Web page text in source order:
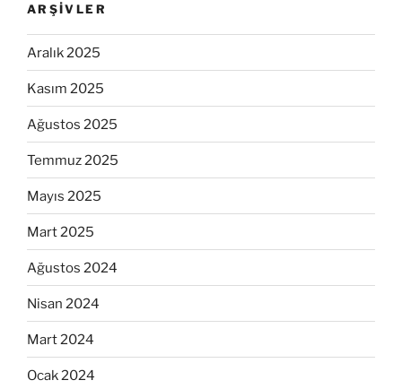
ARŞIVLER
Aralık 2025
Kasım 2025
Ağustos 2025
Temmuz 2025
Mayıs 2025
Mart 2025
Ağustos 2024
Nisan 2024
Mart 2024
Ocak 2024